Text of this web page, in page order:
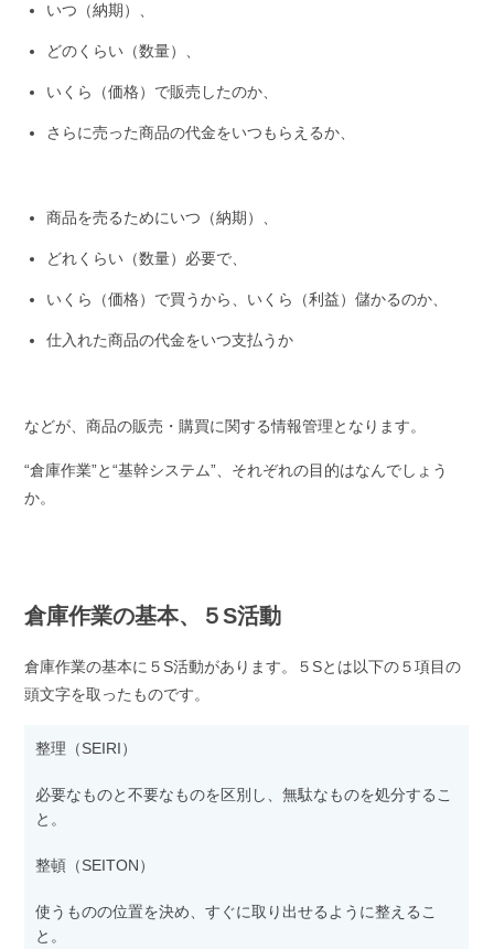
いつ（納期）、
どのくらい（数量）、
いくら（価格）で販売したのか、
さらに売った商品の代金をいつもらえるか、
商品を売るためにいつ（納期）、
どれくらい（数量）必要で、
いくら（価格）で買うから、いくら（利益）儲かるのか、
仕入れた商品の代金をいつ支払うか
などが、商品の販売・購買に関する情報管理となります。
“倉庫作業”と“基幹システム”、それぞれの目的はなんでしょう
か。
倉庫作業の基本、５S活動
倉庫作業の基本に５S活動があります。５Sとは以下の５項目の
頭文字を取ったものです。
整理（SEIRI）
必要なものと不要なものを区別し、無駄なものを処分するこ
と。
整頓（SEITON）
使うものの位置を決め、すぐに取り出せるように整えるこ
と。